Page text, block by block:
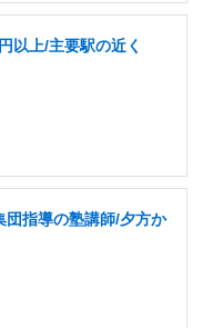
以上/主要駅の近く
団指導の塾講師/夕方か